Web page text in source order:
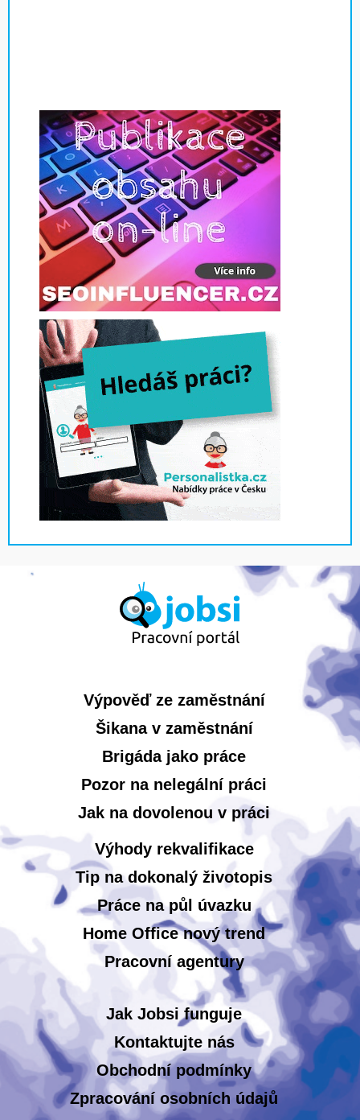
Výpověď ze zaměstnání
Šikana v zaměstnání
Brigáda jako práce
Pozor na nelegální práci
Jak na dovolenou v práci
Výhody rekvalifikace
Tip na dokonalý životopis
Práce na půl úvazku
Home Office nový trend
Pracovní agentury
Jak Jobsi funguje
Kontaktujte nás
Obchodní podmínky
Zpracování osobních údajů